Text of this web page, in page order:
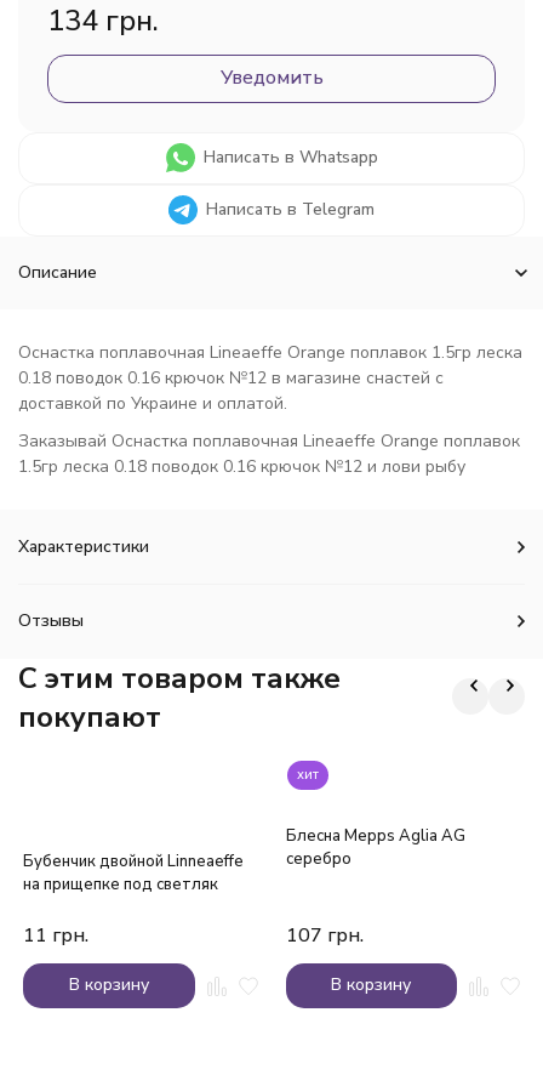
134 грн.
Уведомить
Написать в Whatsapp
Написать в Telegram
Описание
Оснастка поплавочная Lineaeffe Orange поплавок 1.5гр леска
0.18 поводок 0.16 крючок №12 в магазине снастей с
доставкой по Украине и оплатой.
Заказывай Оснастка поплавочная Lineaeffe Orange поплавок
1.5гр леска 0.18 поводок 0.16 крючок №12 и лови рыбу
Характеристики
Отзывы
C этим товаром также
покупают
Бубенчик двойной Linneaeffe
на прищепке под светляк
11 грн.
В корзину
хит
Блесна Mepps Aglia AG
серебро
107 грн.
В корзину